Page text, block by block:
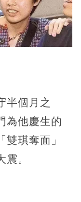
半個月之
為他慶生的
琪奪面」
。